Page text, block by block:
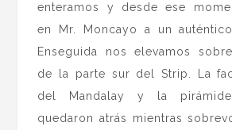
enteramos y desde ese
en Mr. Moncayo a un
Enseguida nos elevamos
de la parte sur del Strip. La
del Mandalay y la
quedaron atrás mientras